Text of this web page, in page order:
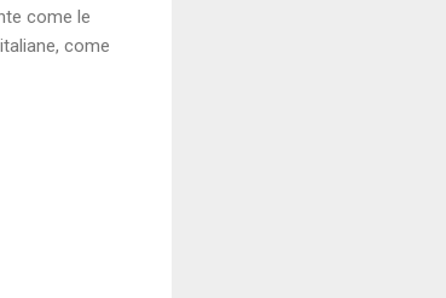
come le
come